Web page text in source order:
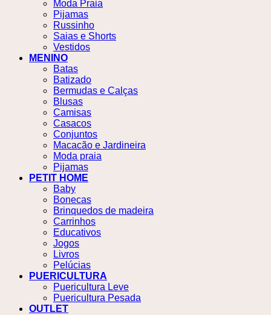
Moda Praia
Pijamas
Russinho
Saias e Shorts
Vestidos
MENINO
Batas
Batizado
Bermudas e Calças
Blusas
Camisas
Casacos
Conjuntos
Macacão e Jardineira
Moda praia
Pijamas
PETIT HOME
Baby
Bonecas
Brinquedos de madeira
Carrinhos
Educativos
Jogos
Livros
Pelúcias
PUERICULTURA
Puericultura Leve
Puericultura Pesada
OUTLET